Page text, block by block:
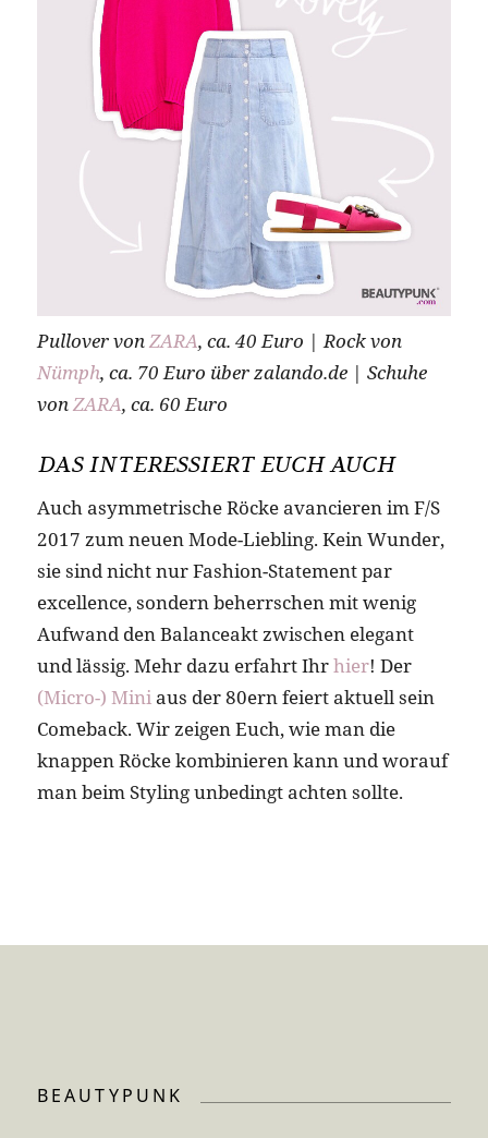
Pullover vonZARA, ca. 40 Euro | Rock von
Nümph, ca. 70 Euro über zalando.de | Schuhe
vonZARA, ca. 60 Euro
DAS INTERESSIERT EUCH AUCH
Auch asymmetrische Röcke avancieren im F/S
2017 zum neuen Mode-Liebling. Kein Wunder,
sie sind nicht nur Fashion-Statement par
excellence, sondern beherrschen mit wenig
Aufwand den Balanceakt zwischen elegant
und lässig. Mehr dazu erfahrt Ihrhier! Der
(Micro-) Miniaus der 80ern feiert aktuell sein
Comeback. Wir zeigen Euch, wie man die
knappen Röcke kombinieren kann und worauf
man beim Styling unbedingt achten sollte.
BEAUTYPUNK